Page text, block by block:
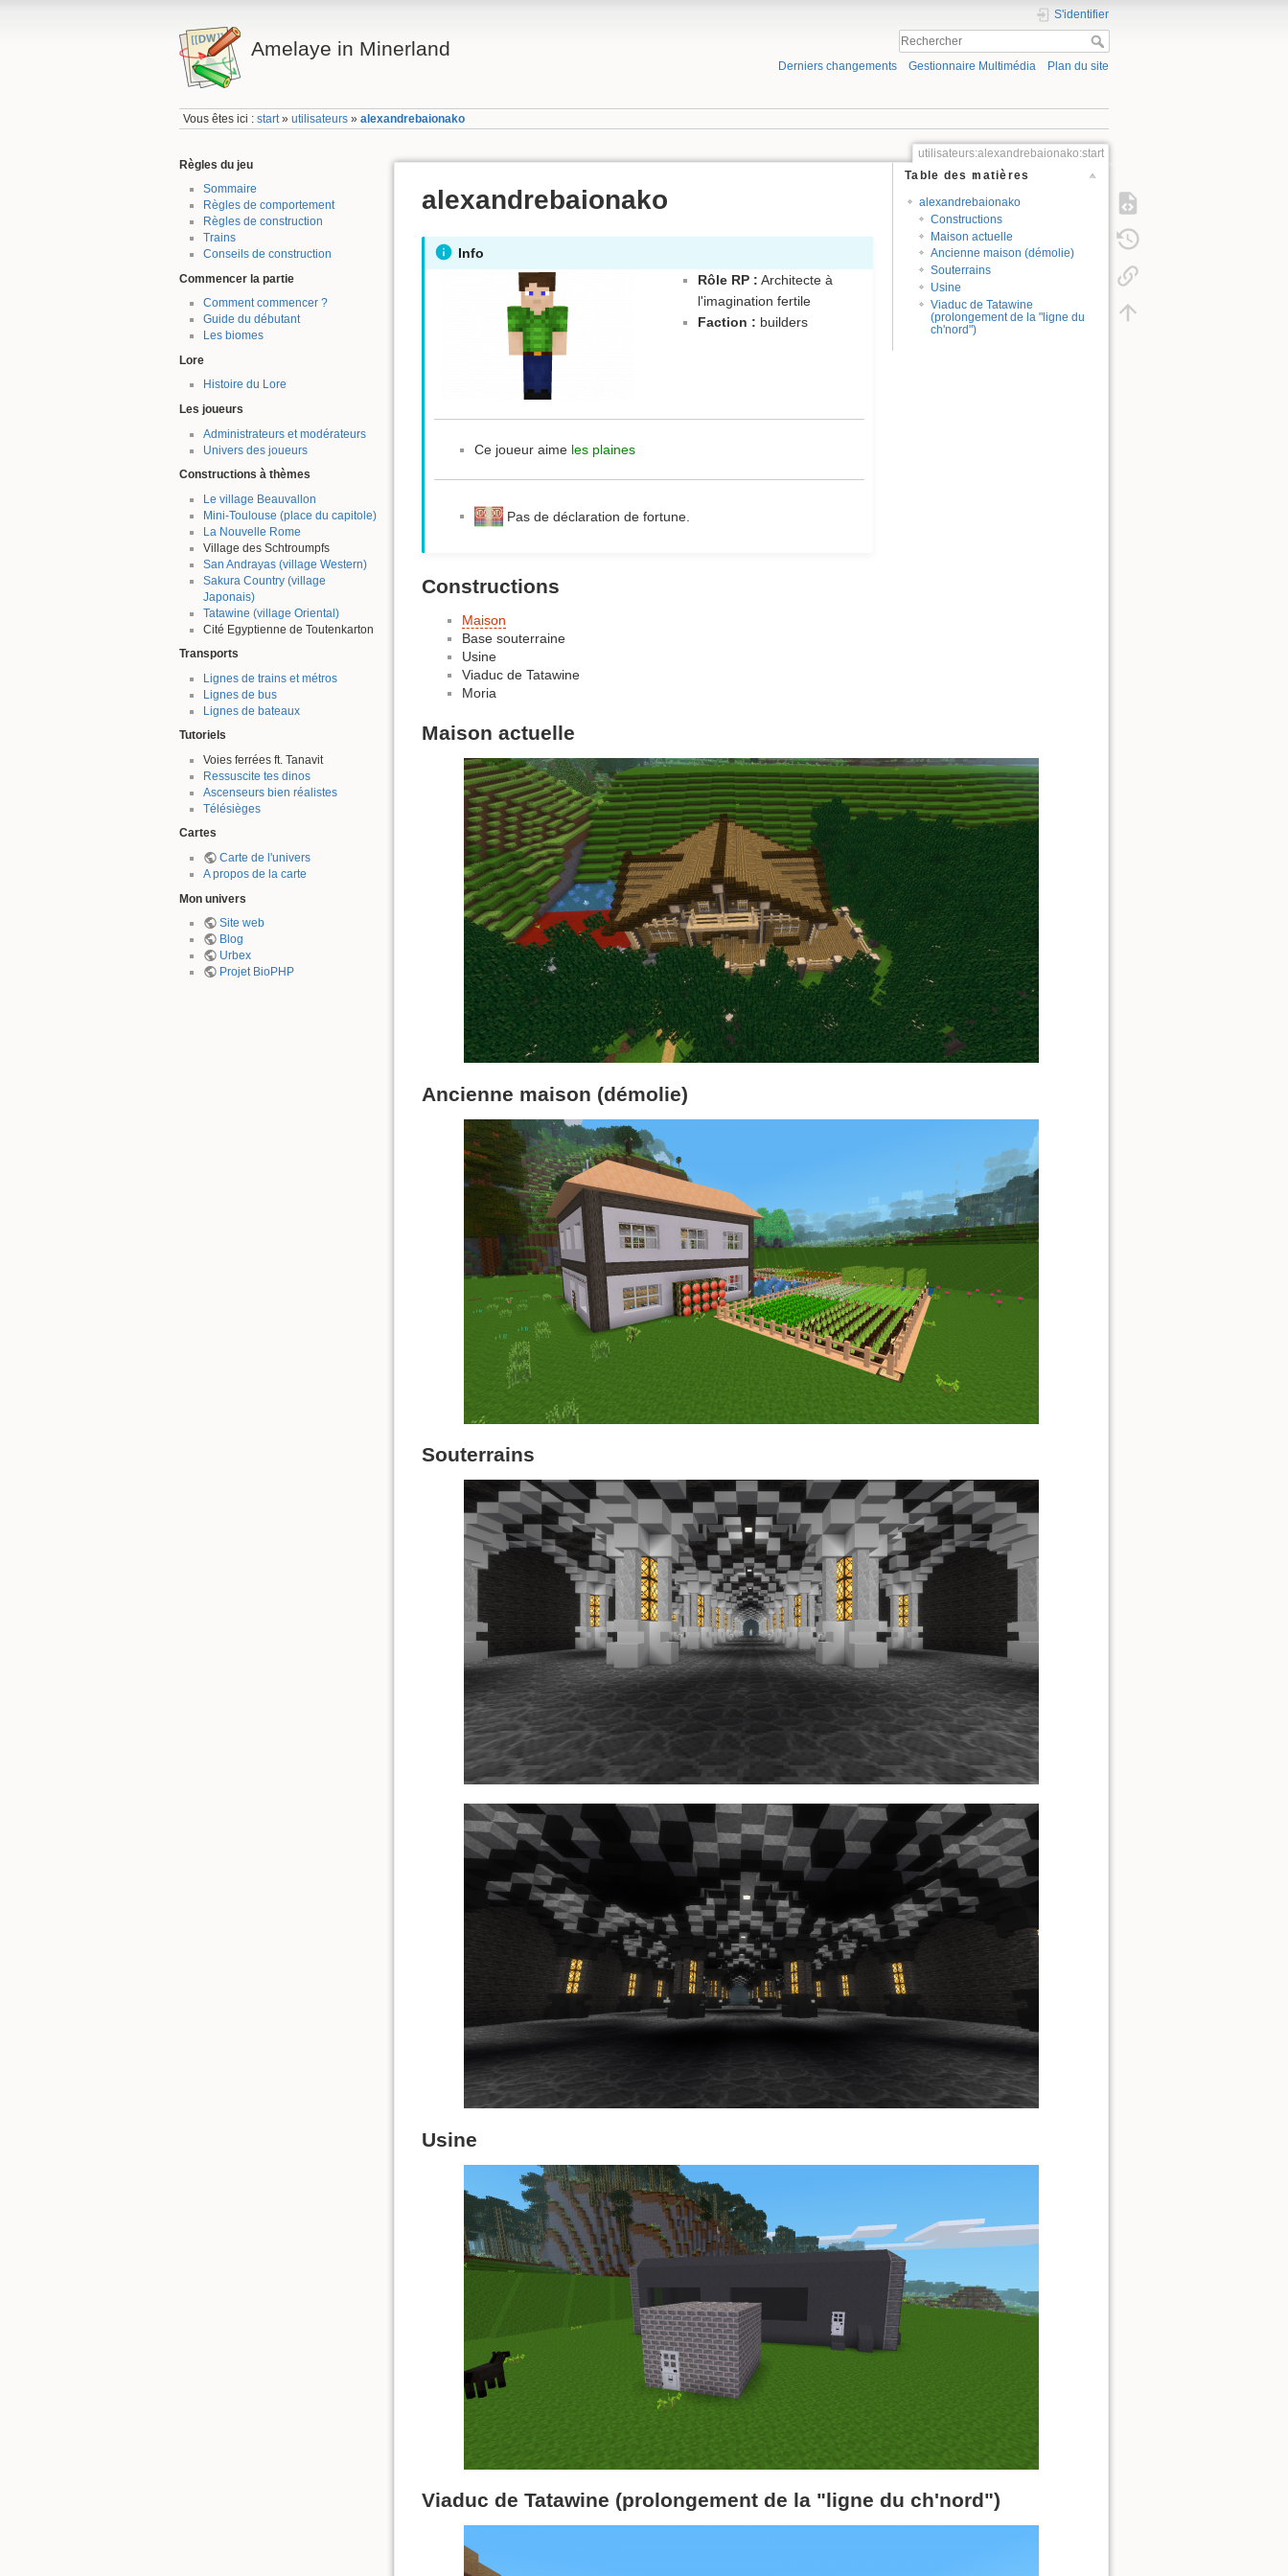
Amelaye in Minerland
S'identifier
Derniers changements Gestionnaire Multimédia Plan du site
Vous êtes ici :start»utilisateurs »alexandrebaionako
Règles du jeu
Sommaire
Règles de comportement
Règles de construction
Trains
Conseils de construction
Commencer la partie
Comment commencer ?
Guide du débutant
Les biomes
Lore
Histoire du Lore
Les joueurs
Administrateurs et modérateurs
Univers des joueurs
Constructions à thèmes
Le village Beauvallon
Mini-Toulouse (place du capitole)
La Nouvelle Rome
Village des Schtroumpfs
San Andrayas (village Western)
Sakura Country (village
Japonais)
Tatawine (village Oriental)
Cité Egyptienne de Toutenkarton
Transports
Lignes de trains et métros
Lignes de bus
Lignes de bateaux
Tutoriels
Voies ferrées ft. Tanavit
Ressuscite tes dinos
Ascenseurs bien réalistes
Télésièges
Cartes
Carte de l'univers
A propos de la carte
Mon univers
Site web
Blog
Urbex
Projet BioPHP
utilisateurs:alexandrebaionako:start
Table des matières
alexandrebaionako
Constructions
Maison actuelle
Ancienne maison (démolie)
Souterrains
Usine
Viaduc de Tatawine
(prolongement de la "ligne du
ch'nord")
alexandrebaionako
Info
Rôle RP : Architecte à
l'imagination fertile
Faction : builders
Ce joueur aime les plaines
Pas de déclaration de fortune.
Constructions
Maison
Base souterraine
Usine
Viaduc de Tatawine
Moria
Maison actuelle
Ancienne maison (démolie)
Souterrains
Usine
Viaduc de Tatawine (prolongement de la "ligne du ch'nord")